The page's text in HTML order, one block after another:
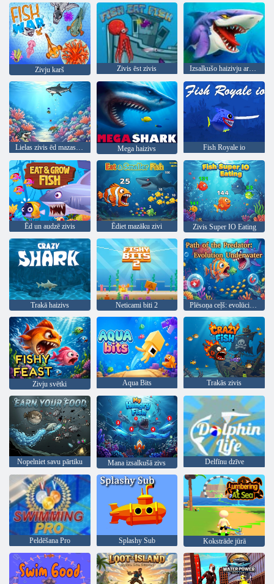
Zivju karš Zivis ēst zivis Izsalkušo haizivju arēna
Lielas zivis ēd mazas zivis Mega haizivs Fish Royale io
Ēd un audzē zivis Ēdiet mazāku zivi Zivis Super IO Eating
Trakā haizivs Neticami biti 2 Plēsoņa ceļš: evolūcija zem ūdens
Zivju svētki Aqua Bits Trakās zivis
Nopelniet savu pārtiku Mana izsalkušā zivs Delfīnu dzīve
Peldēšana Pro Splashy Sub Kokstrāde jūrā